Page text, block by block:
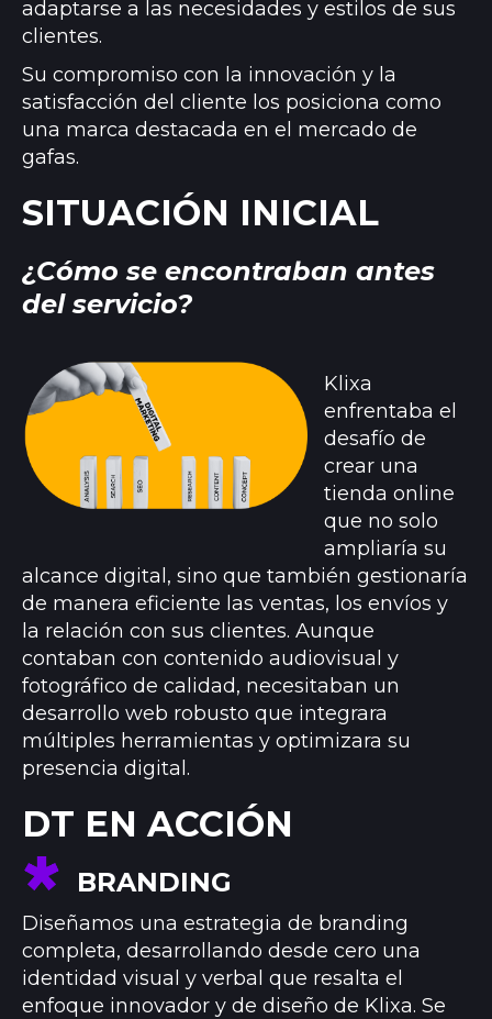
adaptarse a las necesidades y estilos de sus
clientes.
Su compromiso con la innovación y la
satisfacción del cliente los posiciona como
una marca destacada en el mercado de
gafas.
SITUACIÓN INICIAL
¿Cómo se encontraban antes
del servicio?
Klixa
enfrentaba el
desafío de
crear una
tienda online
que no solo
ampliaría su
alcance digital, sino que también gestionaría
de manera eficiente las ventas, los envíos y
la relación con sus clientes. Aunque
contaban con contenido audiovisual y
fotográfico de calidad, necesitaban un
desarrollo web robusto que integrara
múltiples herramientas y optimizara su
presencia digital.
DT EN ACCIÓN
BRANDING
Diseñamos una estrategia de branding
completa, desarrollando desde cero una
identidad visual y verbal que resalta el
enfoque innovador y de diseño de Klixa. Se